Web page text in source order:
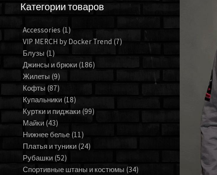
Категории товаров
Accessories (1)
VIP MERCH by Docker Trend (7)
Блузы (1)
Джинсы и брюки (186)
Жилеты (9)
Кофты (87)
Купальники (18)
Куртки и пиджаки (99)
Майки (43)
Нижнее белье (11)
Платья и туники (24)
Рубашки (52)
Спортивные штаны и костюмы (34)